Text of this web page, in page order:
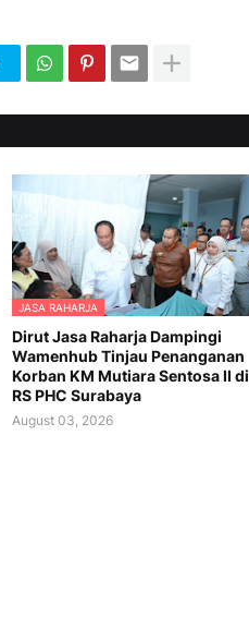
JASA RAHARJA
Dirut Jasa Raharja Dampingi
Wamenhub Tinjau Penanganan
Korban KM Mutiara Sentosa II di
RS PHC Surabaya
August 03, 2026